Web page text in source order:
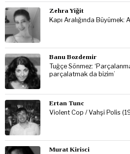
Zehra Yiğit
Kapı Aralığında Büyümek:
Banu Bozdemir
Tuğçe Sönmez:
parçalatmak da bizim’
Ertan Tunc
Violent Cop / Vahşi Polis
Murat Kirisci